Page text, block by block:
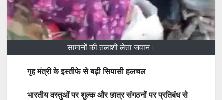
सामानों की तलाशी लेता जवान।
गृह मंत्री के इस्तीफे से बढ़ी सियासी हलचल
भारतीय वस्तुओं पर शुल्क और छात्र संगठनों पर प्रतिबंध से